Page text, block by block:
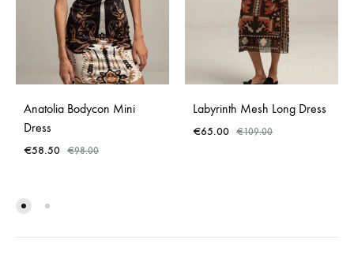
Anatolia Bodycon Mini
Dress
€58.50 €98.00
Labyrinth Mesh Long Dress
€65.00 €109.00